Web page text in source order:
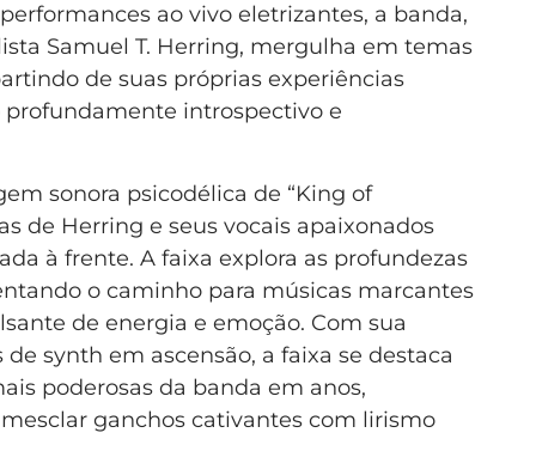
ao vivo eletrizantes, a banda,
Samuel T. Herring, mergulha em temas
de suas próprias experiências
introspectivo e
sonora psicodélica de “King of
de Herring e seus vocais apaixonados
à frente. A faixa explora as profundezas
o caminho para músicas marcantes
de energia e emoção. Com sua
synth em ascensão, a faixa se destaca
poderosas da banda em anos,
ganchos cativantes com lirismo